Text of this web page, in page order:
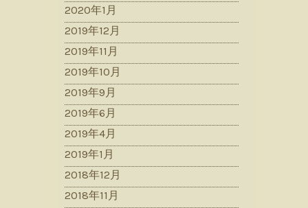
2020年1月
2019年12月
2019年11月
2019年10月
2019年9月
2019年6月
2019年4月
2019年1月
2018年12月
2018年11月